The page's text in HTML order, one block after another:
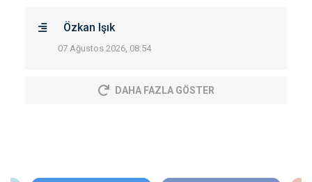
Özkan Işık
07 Ağustos 2026, 08:54
DAHA FAZLA GÖSTER